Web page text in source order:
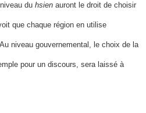
du hsien auront le droit de choisir
que chaque région en utilise
niveau gouvernemental, le choix de la
pour un discours, sera laissé à